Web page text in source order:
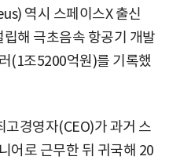
역시 스페이스X 출신
해 극초음속 항공기 개발
(1조5200억원)를 기록했
경영자(CEO)가 과거 스
어로 근무한 뒤 귀국해 20